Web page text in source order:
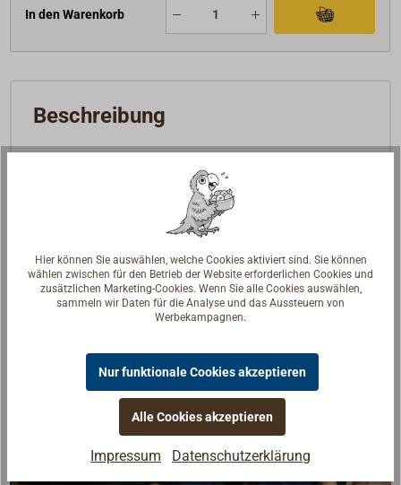
In den Warenkorb
Beschreibung
Jeweils passend zu den REFLEKS Abgasrohren.
Hier können Sie auswählen, welche Cookies aktiviert sind. Sie können
wählen zwischen für den Betrieb der Website erforderlichen Cookies und
zusätzlichen Marketing-Cookies. Wenn Sie alle Cookies auswählen,
sammeln wir Daten für die Analyse und das Aussteuern von
Werbekampagnen.
Nur funktionale Cookies akzeptieren
Alle Cookies akzeptieren
Impressum Datenschutzerklärung